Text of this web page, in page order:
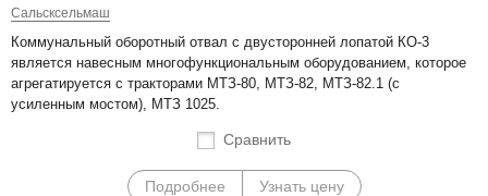
Сальсксельмаш
Коммунальный оборотный отвал с двусторонней лопатой КО-3
является навесным многофункциональным оборудованием, которое
агрегатируется с тракторами МТЗ-80, МТЗ-82, МТЗ-82.1 (с
усиленным мостом), МТЗ 1025.
Сравнить
Подробнее Узнать цену